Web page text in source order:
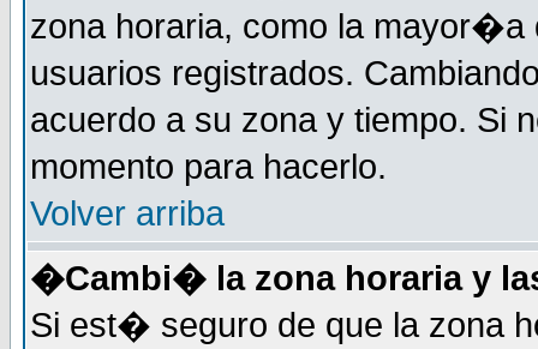
zona horaria, como la mayor�a
usuarios registrados.
acuerdo a su zona y tiempo. Si
momento para hacerlo.
Volver arriba
�Cambi� la zona horaria y
Si est� seguro de que la zona